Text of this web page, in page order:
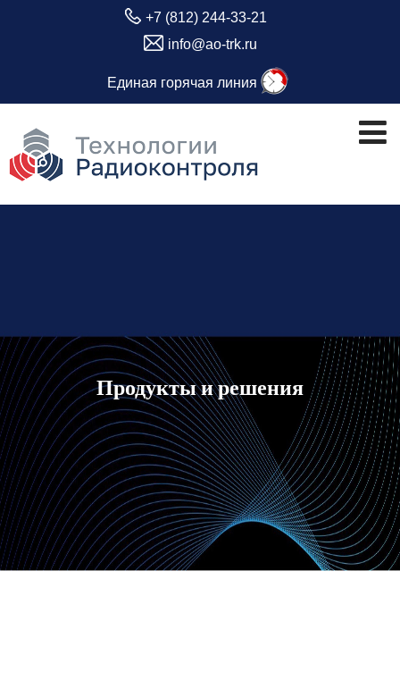
+7 (812) 244-33-21
info@ao-trk.ru
Единая горячая линия
Продукты и решения